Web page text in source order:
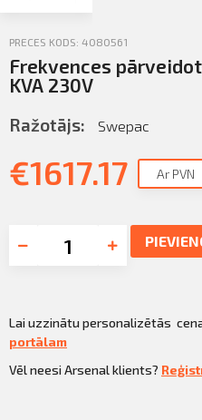
PRECES KODS: 4080561
Frekvences
KVA 230V
Ražotājs: Swepac
€1617.17 Ar PVN
Lai uzzinātu personalizētās
portālam
Vēl neesi Arsenal klients?